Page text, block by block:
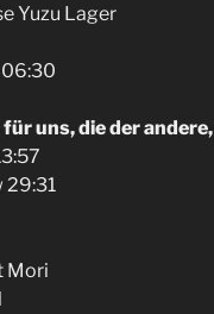
Yuzu Lager
06:30
uns, die der
29:31
Mori